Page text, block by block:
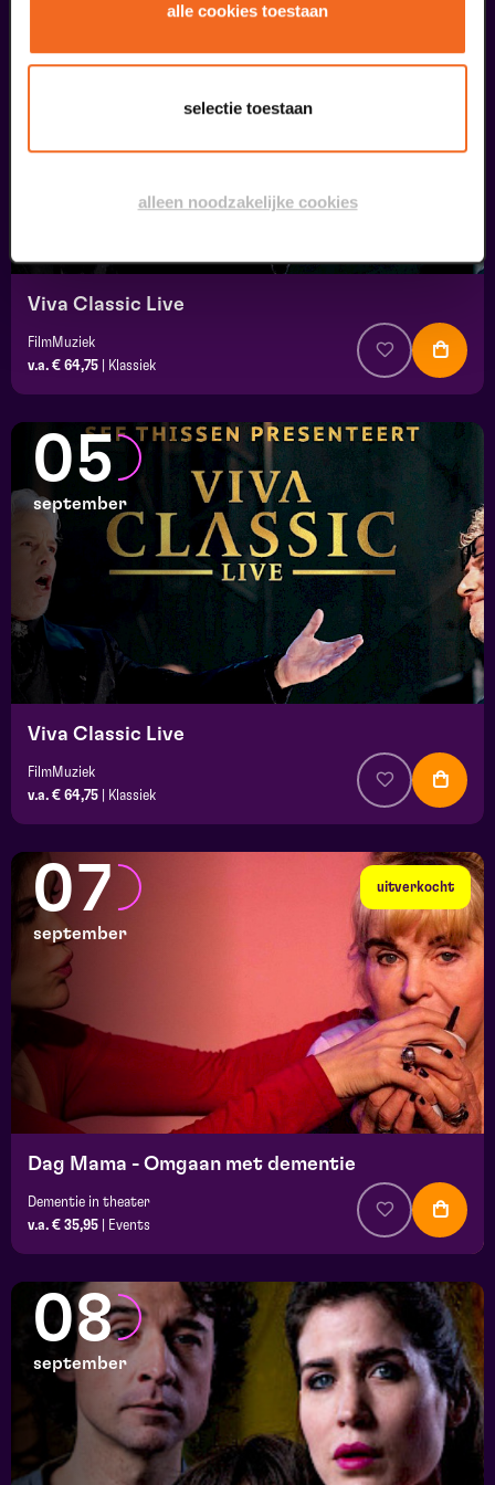
alle cookies toestaan
selectie toestaan
alleen noodzakelijke cookies
Viva Classic Live
FilmMuziek
v.a. € 64,75
Klassiek
05
september
Viva Classic Live
FilmMuziek
v.a. € 64,75
Klassiek
uitverkocht
07
september
Dag Mama - Omgaan met dementie
Dementie in theater
v.a. € 35,95
Events
08
september